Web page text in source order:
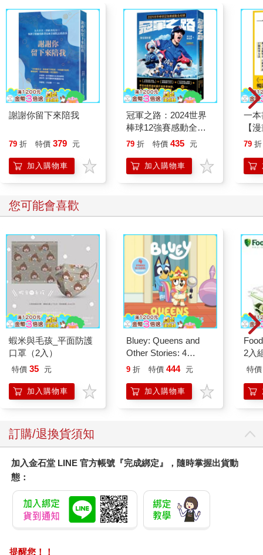
謝謝你留下來陪我
79 折 特價 379 元
加入購物車
冠軍之路：2024世界
棒球12強賽感動全紀
錄【聯名電影書】
79 折 特價 435 元
加入購物車
一
【
行
「
學方
79 折
您可能會喜歡
蝦米與毛孩_平面防護
口罩（2入）
特價 35 元
加入購物車
Bluey: Queens and
Other Stories: 4
Stories in 1 Book.
9 折 特價 444 元
加入購物車
2入
特價
訂購/退換貨須知
加入金石堂 LINE 官方帳號『完成綁定』，隨時掌握出貨動
態：
提醒您！！